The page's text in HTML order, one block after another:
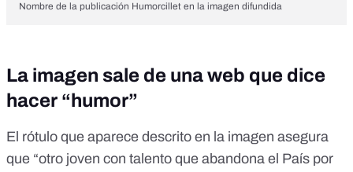
Nombre de la publicación Humorcillet en la imagen difundida
La imagen sale de una web que dice
hacer “humor”
El rótulo que aparece descrito en la imagen asegura
que “otro joven con talento que abandona el País por